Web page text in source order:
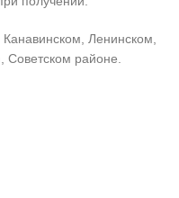
Ленинском,
Советском районе.